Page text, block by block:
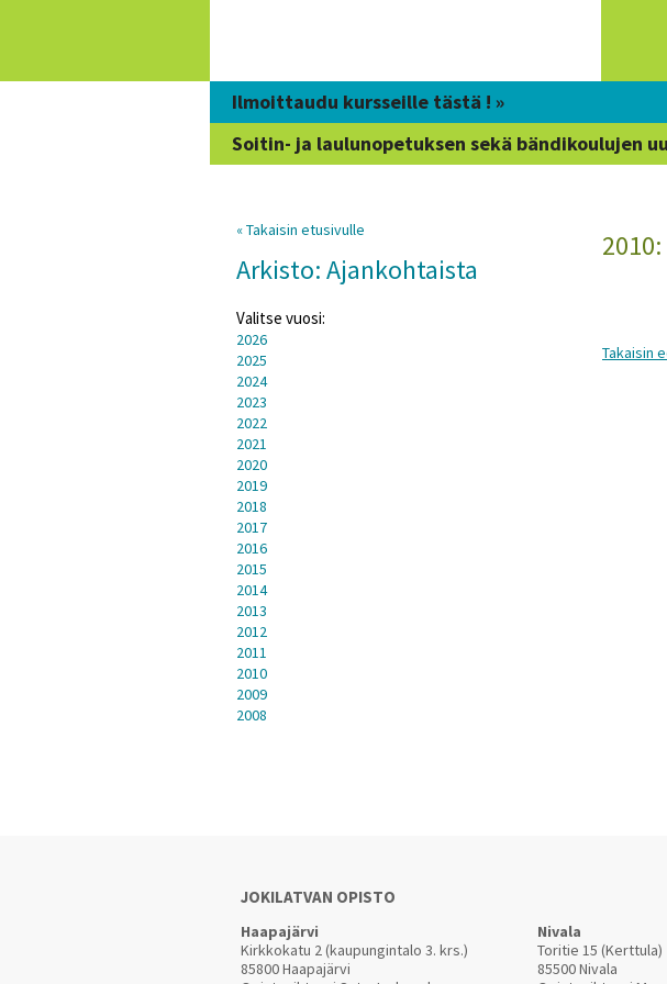
Ilmoittaudu kursseille tästä ! »
Soitin- ja laulunopetuksen sekä bändikoulujen
2010:
Takaisin
« Takaisin etusivulle
Arkisto: Ajankohtaista
Valitse vuosi:
2026
2025
2024
2023
2022
2021
2020
2019
2018
2017
2016
2015
2014
2013
2012
2011
2010
2009
2008
JOKILATVAN OPISTO
Haapajärvi
Kirkkokatu 2 (kaupungintalo 3. krs.)
85800 Haapajärvi
Nivala
Toritie 15 (Kerttula)
85500 Nivala